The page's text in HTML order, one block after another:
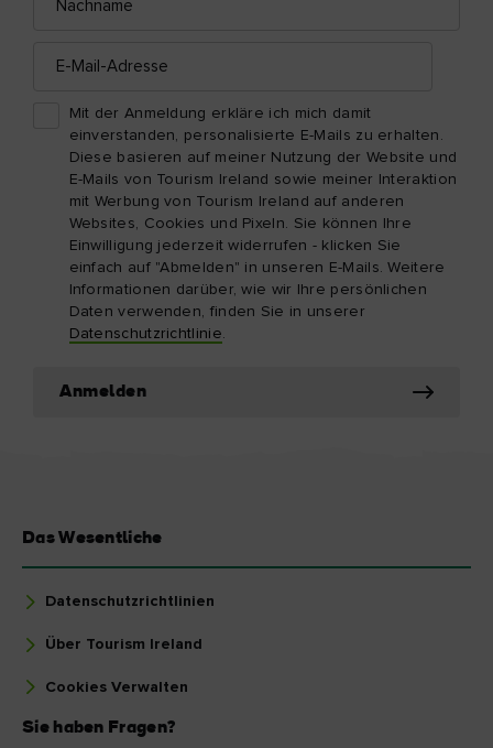
Mail-
Mit der Anmeldung erkläre ich mich damit
einverstanden, personalisierte E-Mails zu erhalten.
Diese basieren auf meiner Nutzung der Website und
E-Mails von Tourism Ireland sowie meiner Interaktion
mit Werbung von Tourism Ireland auf anderen
Websites, Cookies und Pixeln. Sie können Ihre
Einwilligung jederzeit widerrufen - klicken Sie
einfach auf "Abmelden" in unseren E-Mails. Weitere
Informationen darüber, wie wir Ihre persönlichen
Daten verwenden, finden Sie in unserer
Datenschutzrichtlinie.
Anmelden
Das Wesentliche
Datenschutzrichtlinien
Über Tourism Ireland
Cookies Verwalten
Sie haben Fragen?